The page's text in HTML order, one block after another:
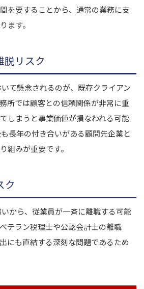
を要することから、通常の業務に支
ます。
脱リスク
て懸念されるのが、既存クライアン
所では顧客との信頼関係が非常に重
しまうと事業価値が損なわれる可能
長年の付き合いがある顧問先企業と
組みが重要です。
ク
から、従業員が一斉に離職する可能
テラン税理士や公認会計士の離職
にも直結する深刻な問題であるため